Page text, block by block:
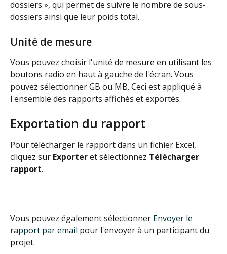
dossiers », qui permet de suivre le nombre de sous-
dossiers ainsi que leur poids total.
Unité de mesure
Vous pouvez choisir l'unité de mesure en utilisant les
boutons radio en haut à gauche de l'écran. Vous
pouvez sélectionner GB ou MB. Ceci est appliqué à
l'ensemble des rapports affichés et exportés.
Exportation du rapport
Pour télécharger le rapport dans un fichier Excel,
cliquez sur Exporter et sélectionnez Télécharger
rapport.
Vous pouvez également sélectionner Envoyer le
rapport par email pour l'envoyer à un participant du
projet.